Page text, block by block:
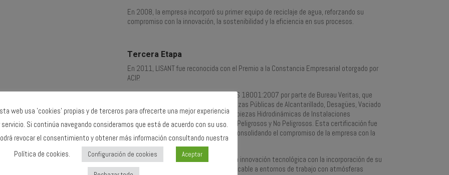
En 2008, la empresa incorporó su primer equipo de reciclaje de agua, reforzando su
compromiso con la innovación, la sostenibilidad y la eficiencia en sus procesos.
Tercera Etapa
En 2011, LISANT fue reconocida con el Premio a la Constancia Empresarial otorgado por
ACIP.
En 2014, obtuvo la certificación OHSAS 18001:2007 por parte de Bureau Veritas, que
avala su Sistema de Gestión en Limpiezas Públicas de Alcantarillado, Desagües, Vaciado
de Fosas Sépticas, Pozos Negros, Limpiezas Hidrodinámicas de Instalaciones
Industriales y Transporte de Residuos Peligrosos y No Peligrosos. Esta certificación fue
actualizada en 2020 a la ISO 45001, consolidando el compromiso de la empresa con la
seguridad y salud laboral.
En 2018, LISANT volvió a apostar por la innovación tecnológica con la incorporación de su
primer equipo con normativa ATEX, aplicable a entornos de trabajo con atmósferas
web usa 'cookies' propias y de terceros para ofrecerte una mejor experiencia
servicio. Si continúa navegando consideramos que está de acuerdo con su uso.
revocar el consentimiento y obtener más información consultando nuestra
Política de cookies.
Configuración de cookies Aceptar